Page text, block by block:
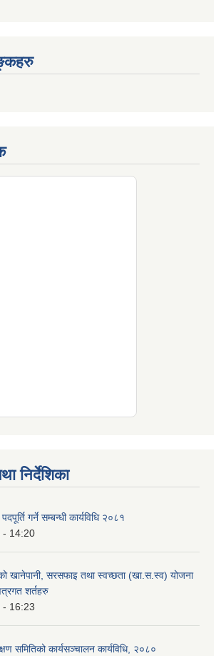
निर्देशिका
गर्ने सम्बन्धी कार्यविधि २०८१
- 14:20
खानेपानी, सरसफाइ तथा स्वच्छता (खा.स.स्व) योजना
शर्तहरु
- 16:23
समितिको कार्यसञ्चालन कार्यविधि, २०८०